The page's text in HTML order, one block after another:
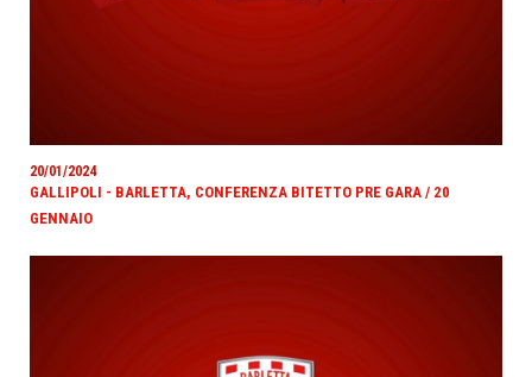
20/01/2024
GALLIPOLI - BARLETTA, CONFERENZA BITETTO PRE GARA / 20
GENNAIO